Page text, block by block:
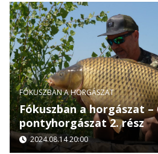
FÓKUSZBAN A HORGÁSZAT
Fókuszban a horgászat
pontyhorgászat 2. rész
2024.08.14 20:00